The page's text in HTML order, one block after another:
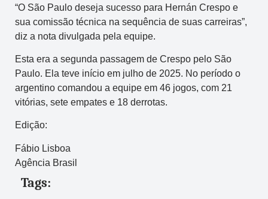
“O São Paulo deseja sucesso para Hernán Crespo e
sua comissão técnica na sequência de suas carreiras”,
diz a nota divulgada pela equipe.
Esta era a segunda passagem de Crespo pelo São
Paulo. Ela teve início em julho de 2025. No período o
argentino comandou a equipe em 46 jogos, com 21
vitórias, sete empates e 18 derrotas.
Edição:
Fábio Lisboa
Agência Brasil
Tags: